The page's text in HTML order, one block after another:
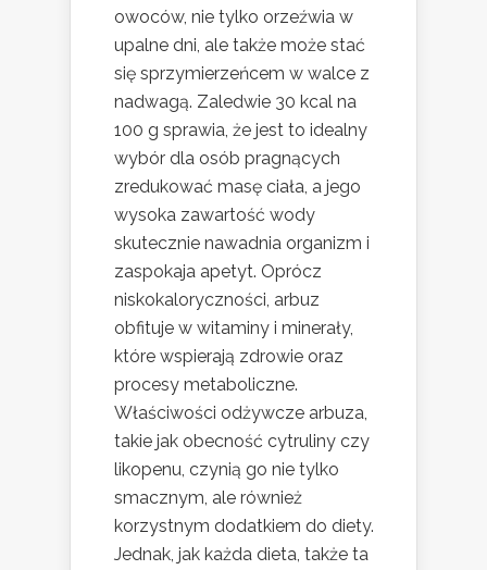
owoców, nie tylko orzeźwia w
upalne dni, ale także może stać
się sprzymierzeńcem w walce z
nadwagą. Zaledwie 30 kcal na
100 g sprawia, że jest to idealny
wybór dla osób pragnących
zredukować masę ciała, a jego
wysoka zawartość wody
skutecznie nawadnia organizm i
zaspokaja apetyt. Oprócz
niskokaloryczności, arbuz
obfituje w witaminy i minerały,
które wspierają zdrowie oraz
procesy metaboliczne.
Właściwości odżywcze arbuza,
takie jak obecność cytruliny czy
likopenu, czynią go nie tylko
smacznym, ale również
korzystnym dodatkiem do diety.
Jednak, jak każda dieta, także ta